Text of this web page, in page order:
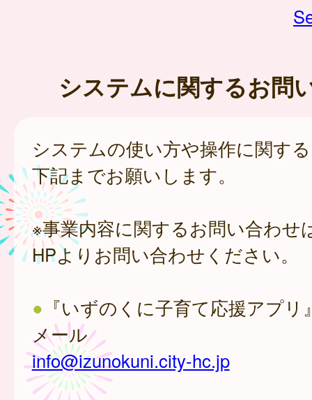
システムに関するお問
システムの使い方や操作に関す
下記までお願いします。
※事業内容に関するお問い合わせ
HPよりお問い合わせください。
● 『いずのくに子育て応援アプ
メール
info@izunokuni.city-hc.jp